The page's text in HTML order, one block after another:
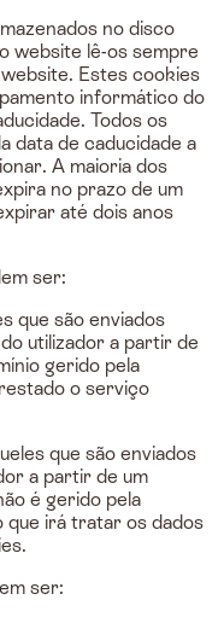
no disco
website lê-os sempre
Estes cookies
informático do
Todos os
data de caducidade a
A maioria dos
no prazo de um
até dois anos
ser:
que são enviados
utilizador a partir de
gerido pela
o serviço
que são enviados
a partir de um
é gerido pela
que irá tratar os dados
ser: